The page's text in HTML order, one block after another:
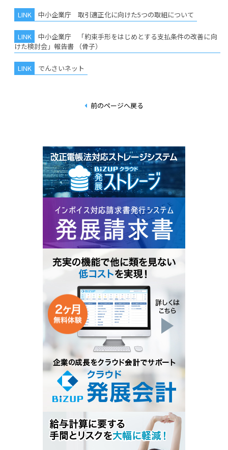
中小企業庁 取引適正化に向けた5つの取組について
中小企業庁 「約束手形をはじめとする支払条件の改善に向
けた検討会」報告書 （骨子）
でんさいネット
前のページへ戻る